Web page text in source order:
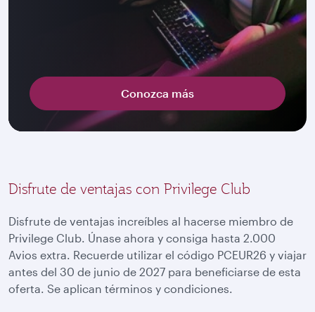
Conozca más
Disfrute de ventajas con Privilege Club
Disfrute de ventajas increíbles al hacerse miembro de
Privilege Club. Únase ahora y consiga hasta 2.000
Avios extra. Recuerde utilizar el código PCEUR26 y viajar
antes del 30 de junio de 2027 para beneficiarse de esta
oferta. Se aplican términos y condiciones.